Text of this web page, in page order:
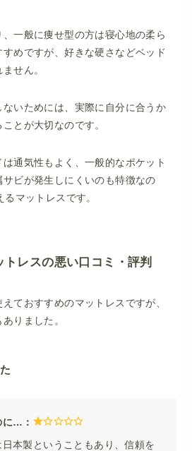
一般に痩せ型の方は寝心地の柔ら
めですが、好きな硬さなどベッド
せん。
いためには、実際に自分に合うか
とが大切なのです。
通気性もよく、一般的なポケット
ビが発生しにくいのも特徴なの
マットレスです。
レスの悪い口コミ・評判
ておすすめのマットレスですが、
りました。
に…：
本製ということもあり、信頼を